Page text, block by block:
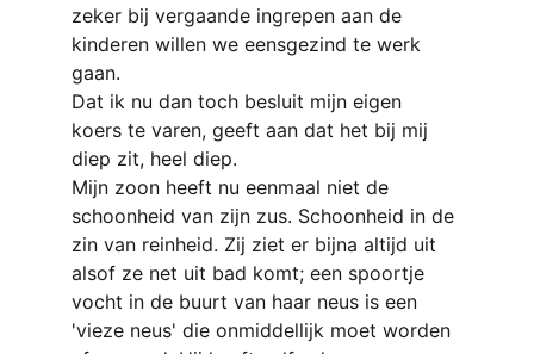
zeker bij vergaande ingrepen aan de
kinderen willen we eensgezind te werk
gaan.
Dat ik nu dan toch besluit mijn eigen
koers te varen, geeft aan dat het bij mij
diep zit, heel diep.
Mijn zoon heeft nu eenmaal niet de
schoonheid van zijn zus. Schoonheid in de
zin van reinheid. Zij ziet er bijna altijd uit
alsof ze net uit bad komt; een spoortje
vocht in de buurt van haar neus is een
'vieze neus' die onmiddellijk moet worden